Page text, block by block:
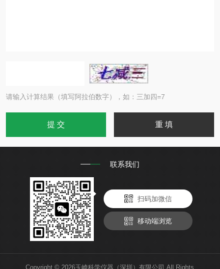
请输入计算结果（填写阿拉伯数字），如：三加四=7
联系我们
扫码加微信
移动端浏览
Copyright © 2026玉崎科学仪器（深圳）有限公司 All Rights